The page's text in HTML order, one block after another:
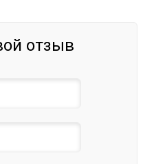
отзыв